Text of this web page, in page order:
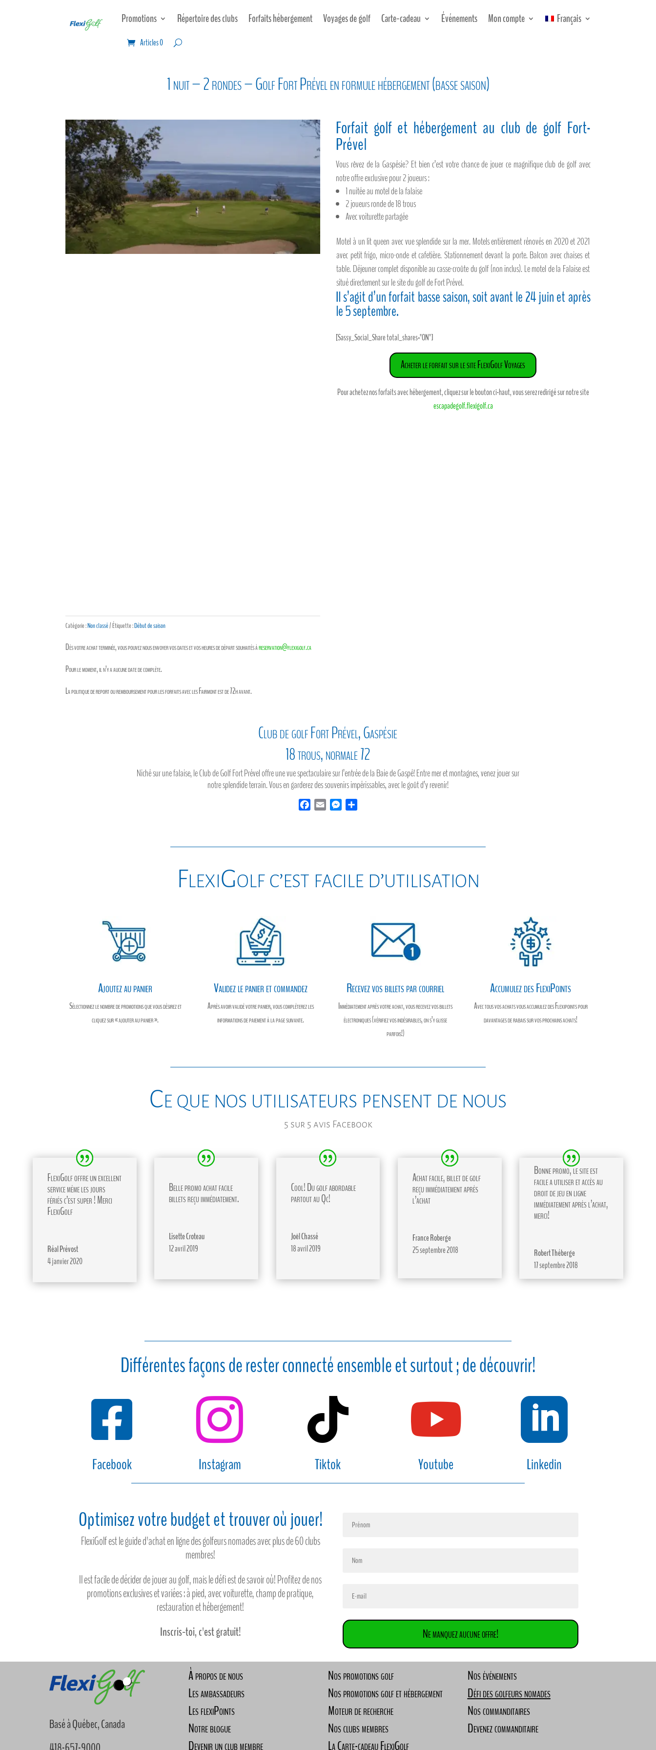
Promotions Répertoire des clubs Forfaits hébergement Voyages de golf Carte-cadeau Événements Mon compte Français
Articles 0
1 nuit – 2 rondes – Golf Fort Prével en formule hébergement (basse saison)
Catégorie :Non classé Étiquette :Début de saison
Dès votre achat terminée, vous pouvez nous envoyer vos dates et vos heures de départ souhaités àreservation@flexigolf.ca
Pour le moment, il n’y a aucune date de complète.
La politique de report ou remboursement pour les forfaits avec les Fairmont est de 72h avant.
Forfait golf et hébergement au club de golf Fort-
Prével
Vous rêvez de la Gaspésie? Et bien c’est votre chance de jouer ce magnifique club de golf avec
notre offre exclusive pour 2 joueurs :
1 nuitée au motel de la falaise
2 joueurs ronde de 18 trous
Avec voiturette partagée
Motel à un lit queen avec vue splendide sur la mer. Motels entièrement rénovés en 2020 et 2021
avec petit frigo, micro-onde et cafetière. Stationnement devant la porte. Balcon avec chaises et
table. Déjeuner complet disponible au casse-croûte du golf (non inclus). Le motel de la Falaise est
situé directement sur le site du golf de Fort Prével.
Il s’agit d’un forfait basse saison, soit avant le 24 juin et après
le 5 septembre.
[Sassy_Social_Share total_shares="ON"]
Acheter le forfait sur le site FlexiGolf Voyages
Pour achetez nos forfaits avec hébergement, cliquez sur le bouton ci-haut, vous serez redirigé sur notre site
escapadegolf.flexigolf.ca
Club de golf Fort Prével, Gaspésie
18 trous, normale 72
Niché sur une falaise, le Club de Golf Fort Prével offre une vue spectaculaire sur l’entrée de la Baie de Gaspé! Entre mer et montagnes, venez jouer sur
notre splendide terrain. Vous en garderez des souvenirs impérissables, avec le goût d’y revenir!
g
e
e
r
FlexiGolf c’est facile d’utilisation
Ajoutez au panier
Sélectionnez le nombre de promotions que vous désirez et
cliquez sur « ajouter au panier ».
Validez le panier et commandez
Après avoir validé votre panier, vous compléterez les
informations de paiement à la page suivante.
Recevez vos billets par courriel
Immédiatement après votre achat, vous recevez vos billets
électroniques (vérifiez vos indésirables, on s’y glisse
parfois!)
Accumulez des FlexiPoints
Avec tous vos achats vous accumulez des Flexipoints pour
davantages de rabais sur vos prochains achats!
Ce que nos utilisateurs pensent de nous
5 sur 5 avis Facebook
FlexiGolf offre un excellent
service même les jours
fériés c’est super ! Merci
FlexiGolf
Réal Prévost
4 janvier 2020
Belle promo achat facile
billets reçu immédiatement.
Lisette Croteau
12 avril 2019
Cool! Du golf abordable
partout au Qc!
Joël Chassé
18 avril 2019
Achat facile, billet de golf
reçu immédiatement après
l’achat
France Roberge
25 septembre 2018
Bonne promo, le site est
facile a utiliser et accès au
droit de jeu en ligne
immédiatement après l’achat,
merci!
Robert Théberge
17 septembre 2018
Différentes façons de rester connecté ensemble et surtout ; de découvrir!

Facebook

Instagram

Tiktok

Youtube

Linkedin
Optimisez votre budget et trouver où jouer!
FlexiGolf est le guide d'achat en ligne des golfeurs nomades avec plus de 60 clubs
membres!
Il est facile de décider de jouer au golf, mais le défi est de savoir où! Profitez de nos
promotions exclusives et variées : à pied, avec voiturette, champ de pratique,
restauration et hébergement!
Inscris-toi, c'est gratuit!
Ne manquez aucune offre!
Basé à Québec, Canada
À propos de nous
Les ambassadeurs
Les flexiPoints
Notre blogue
Devenir un club membre
Nos promotions golf
Nos promotions golf et hébergement
Moteur de recherche
Nos clubs membres
La Carte-cadeau FlexiGolf
Nos événements
Défi des golfeurs nomades
Nos commanditaires
Devenez commanditaire